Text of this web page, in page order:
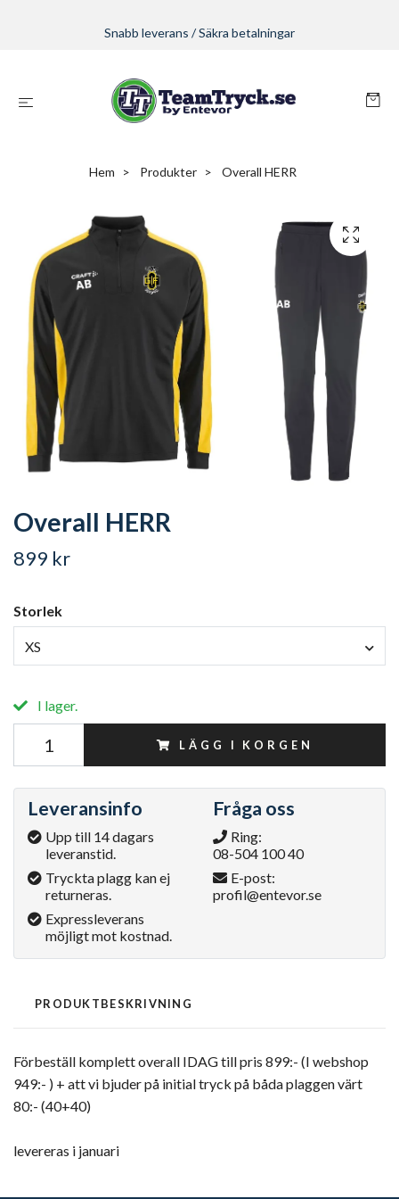
Snabb leverans / Säkra betalningar
Hem Produkter Overall HERR
Overall HERR
899 kr
Storlek
XS
I lager.
LÄGG I KORGEN
Leveransinfo
Upp till 14 dagars
leveranstid.
Tryckta plagg kan ej
returneras.
Expressleverans
möjligt mot kostnad.
Fråga oss
Ring:
08-504 100 40
E-post:
profil@entevor.se
PRODUKTBESKRIVNING
Förbeställ komplett overall IDAG till pris 899:- (I webshop
949:- ) + att vi bjuder på initial tryck på båda plaggen värt
80:- (40+40)
levereras i januari